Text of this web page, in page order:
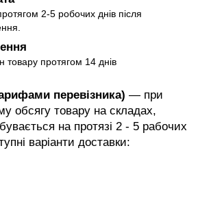
2-5 робочих днів після
товару протягом 14 днів
перевізника) — при
обсягу товару на складах,
на протязі 2 - 5 рабочих
варіанти доставки: